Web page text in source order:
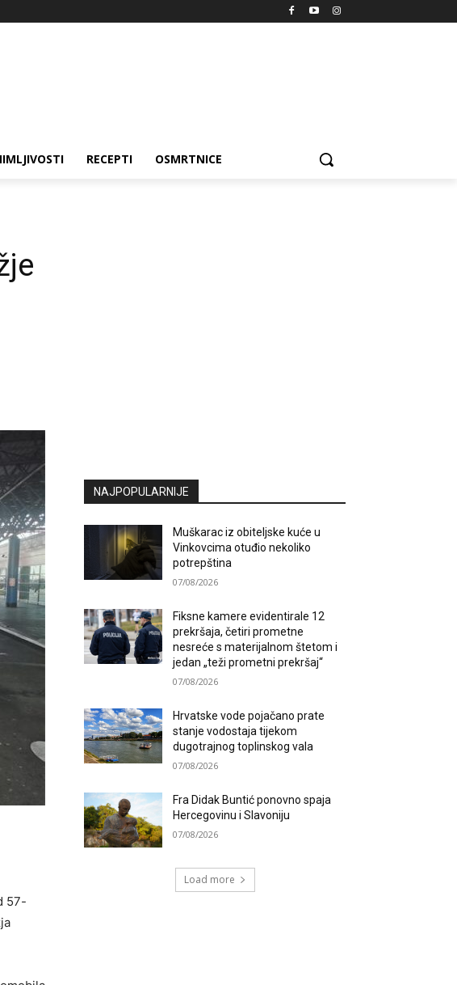
RECEPTI OSMRTNICE
57-
NAJPOPULARNIJE
Muškarac iz obiteljske kuće u
Vinkovcima otuđio nekoliko
potrepština
07/08/2026
Fiksne kamere evidentirale 12
prekršaja, četiri prometne
nesreće s materijalnom štetom i
jedan „teži prometni prekršaj“
07/08/2026
Hrvatske vode pojačano prate
stanje vodostaja tijekom
dugotrajnog toplinskog vala
07/08/2026
Fra Didak Buntić ponovno spaja
Hercegovinu i Slavoniju
07/08/2026
Load more